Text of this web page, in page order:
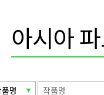
아시아